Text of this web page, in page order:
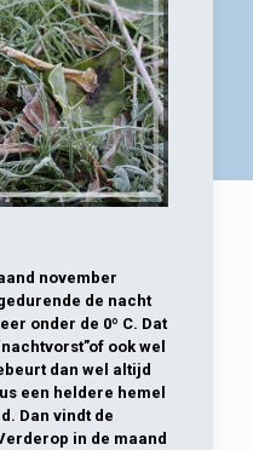
november
de nacht
onder de 0º C. Dat
ook wel
dan wel altijd
een heldere hemel
Dan vindt de
in de maand